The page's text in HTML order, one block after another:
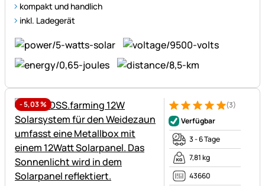
kompakt und handlich
inkl. Ladegerät
-5,03% Bewertung: 5 von 5 (3
3 Bewertungen
(3)
Verfügbar
3 - 6 Tage
7,81 kg
43660